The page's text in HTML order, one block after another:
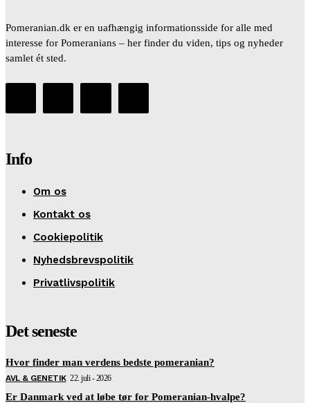
Pomeranian.dk er en uafhængig informationsside for alle med
interesse for Pomeranians – her finder du viden, tips og nyheder
samlet ét sted.
Info
Om os
Kontakt os
Cookiepolitik
Nyhedsbrevspolitik
Privatlivspolitik
Det seneste
Hvor finder man verdens bedste pomeranian?
AVL & GENETIK 22. juli - 2026
Er Danmark ved at løbe tør for Pomeranian-hvalpe?